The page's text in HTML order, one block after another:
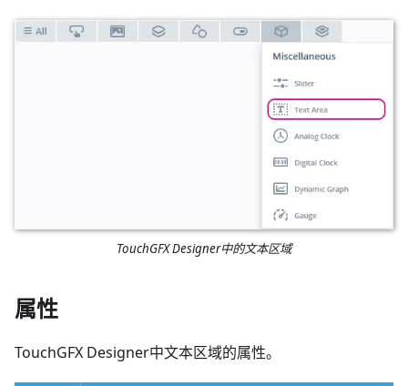
TouchGFX Designer中的文本区域
属性
TouchGFX Designer中文本区域的属性。